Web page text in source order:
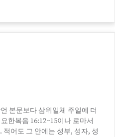
본문보다 삼위일체 주일에 더
한복음 16:12~15이나 로마서
어도 그 안에는 성부, 성자, 성